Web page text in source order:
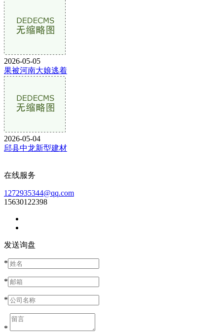
2026-05-05
果被河南大娘逃着
2026-05-04
邱县中龙新型建材
在线服务
1272935344@qq.com
15630122398
发送询盘
*
*
*
*